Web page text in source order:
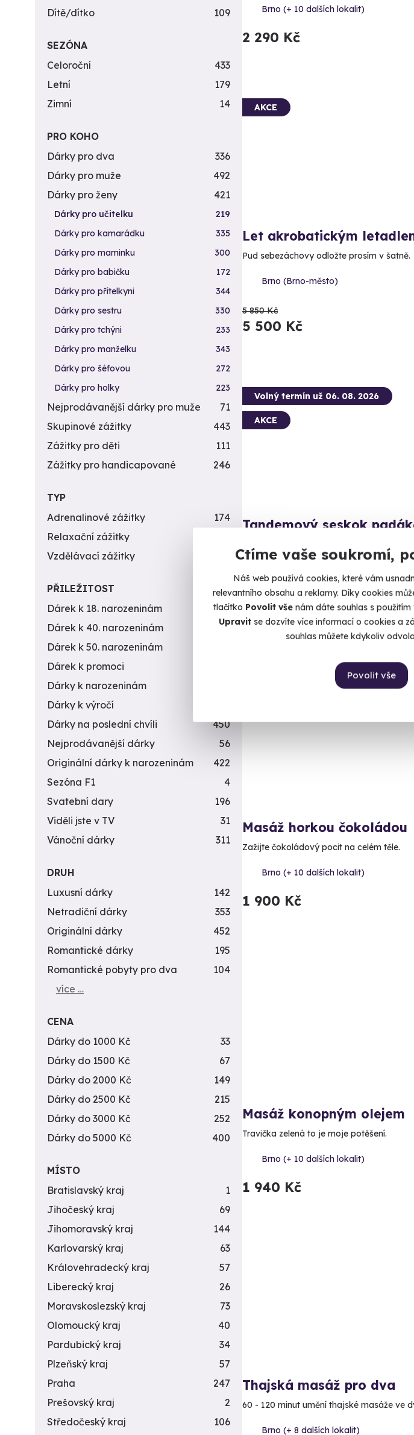
Ctíme vaše soukromí,
Náš web používá cookies, které vám
relevantního obsahu a reklamy. Díky cookies
tlačítko Povolit vše nám dáte souhlas s
Upravitse dozvíte více informací o cookies a
souhlas můžete kdykoliv
Povolit vše
Brno (+ 10 dalších lokalit)
2 290 Kč
AKCE
Let akrobatickým
Pud sebezáchovy odložte prosím v šatně.
Brno (Brno-město)
5 850 Kč
5 500 Kč
Volný termín už 06. 08. 2026
AKCE
Tandemový seskok
(+ 13 dalších lokalit)
4 590 Kč
3 989 Kč
Masáž horkou čokoládou
Zažijte čokoládový pocit na celém těle.
Brno (+ 10 dalších lokalit)
1 900 Kč
Masáž konopným olejem
Travička zelená to je moje potěšení.
Brno (+ 10 dalších lokalit)
1 940 Kč
Thajská masáž pro dva
60 - 120 minut umění thajské masáže ve
Brno (+ 8 dalších lokalit)
Dítě/dítko
109
SEZÓNA
Celoroční
433
Letní
179
Zimní
14
PRO KOHO
Dárky pro dva
336
Dárky pro muže
492
Dárky pro ženy
421
Dárky pro učitelku
219
Dárky pro kamarádku
335
Dárky pro maminku
300
Dárky pro babičku
172
Dárky pro přítelkyni
344
Dárky pro sestru
330
Dárky pro tchýni
233
Dárky pro manželku
343
Dárky pro šéfovou
272
Dárky pro holky
223
Nejprodávanější dárky pro muže
71
Skupinové zážitky
443
Zážitky pro děti
111
Zážitky pro handicapované
246
TYP
Adrenalinové zážitky
174
Relaxační zážitky
Vzdělávací zážitky
PŘILEŽITOST
Dárek k 18. narozeninám
256
Dárek k 40. narozeninám
453
Dárek k 50. narozeninám
Dárek k promoci
Dárky k narozeninám
Dárky k výročí
Dárky na poslední chvíli
450
Nejprodávanější dárky
56
Originální dárky k narozeninám
422
Sezóna F1
4
Svatební dary
196
Viděli jste v TV
31
Vánoční dárky
311
DRUH
Luxusní dárky
142
Netradiční dárky
353
Originální dárky
452
Romantické dárky
195
Romantické pobyty pro dva
104
více …
CENA
Dárky do 1000 Kč
33
Dárky do 1500 Kč
67
Dárky do 2000 Kč
149
Dárky do 2500 Kč
215
Dárky do 3000 Kč
252
Dárky do 5000 Kč
400
MÍSTO
Bratislavský kraj
1
Jihočeský kraj
69
Jihomoravský kraj
144
Karlovarský kraj
63
Královehradecký kraj
57
Liberecký kraj
26
Moravskoslezský kraj
73
Olomoucký kraj
40
Pardubický kraj
34
Plzeňský kraj
57
Praha
247
Prešovský kraj
2
Středočeský kraj
106